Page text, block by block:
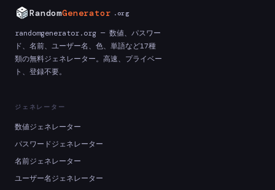
RandomGenerator .org
randomgenerator.org — 数値、パスワー
ド、名前、ユーザー名、色、単語など17種
類の無料ジェネレーター。高速、プライベー
ト、登録不要。
ジェネレーター
数値ジェネレーター
パスワードジェネレーター
名前ジェネレーター
ユーザー名ジェネレーター